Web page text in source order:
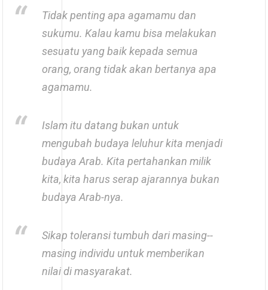
Tidak penting apa agamamu dan
sukumu. Kalau kamu bisa melakukan
sesuatu yang baik kepada semua
orang, orang tidak akan bertanya apa
agamamu.
Islam itu datang bukan untuk
mengubah budaya leluhur kita menjadi
budaya Arab. Kita pertahankan milik
kita, kita harus serap ajarannya bukan
budaya Arab-nya.
Sikap toleransi tumbuh dari masing-­
masing individu untuk memberikan
nilai di masyarakat.